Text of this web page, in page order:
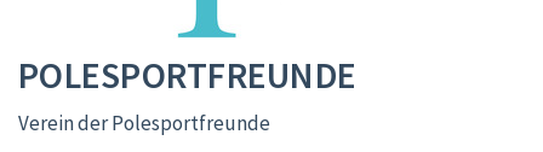
POLESPORTFREUNDE
Verein der Polesportfreunde